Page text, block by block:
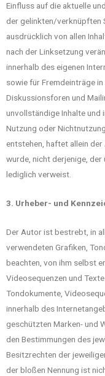
Einfluss auf die aktuelle
der gelinkten/verknüpften
ausdrücklich von allen
nach der Linksetzung
innerhalb des eigenen
sowie für Fremdeinträge
Diskussionsforen und
unvollständige Inhalte und
Nutzung oder
entstehen, haftet allein
wurde, nicht derjenige,
lediglich verweist.
3. Urheber- und
Der Autor ist bestrebt, in
verwendeten Grafiken,
beachten, von ihm selbst
Videosequenzen und
Tondokumente,
innerhalb des
geschützten Marken- und
den Bestimmungen des
Besitzrechten der
der bloßen Nennung ist